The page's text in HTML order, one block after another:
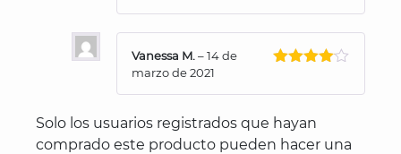
con5de 5
con4de
Vanessa M.–14 de
marzo de 2021
Solo los usuarios registrados que hayan
comprado este producto pueden hacer una